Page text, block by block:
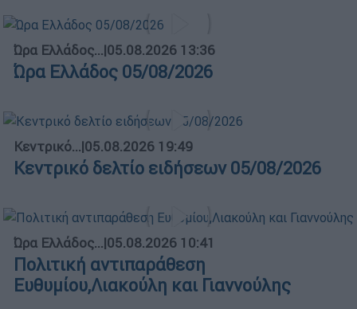
Ώρα Ελλάδος...|05.08.2026 13:36
Ώρα Ελλάδος 05/08/2026
Κεντρικό...|05.08.2026 19:49
Κεντρικό δελτίο ειδήσεων 05/08/2026
Ώρα Ελλάδος...|05.08.2026 10:41
Πολιτική αντιπαράθεση
Ευθυμίου,Λιακούλη και Γιαννούλης